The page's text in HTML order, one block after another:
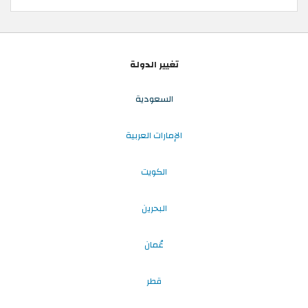
تغيير الدولة
السعودية
الإمارات العربية
الكويت
البحرين
عُمان
قطر